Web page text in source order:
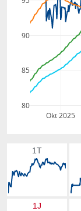
Okt 2025
80
85
90
1T
1J